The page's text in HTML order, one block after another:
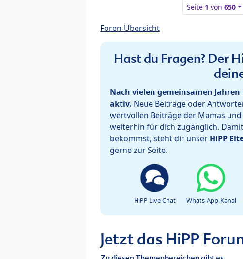
Seite 1 von650
Foren-Übersicht
Hast du Fragen? Der
Nach vielen gemeinsamen
aktiv. Neue Beiträge oder
wertvollen Beiträge der Mamas
weiterhin für dich zugänglich.
bekommst, steht dir unser HiPP
gerne zur Seite.
HiPP Live Chat Whats-App-Kanal
Jetzt das HiPP